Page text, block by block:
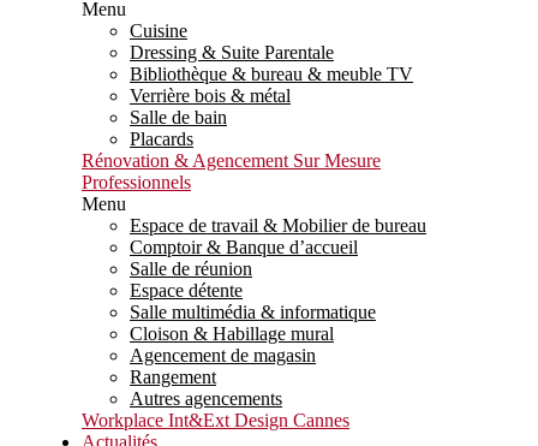
Menu
Cuisine
Dressing & Suite Parentale
Bibliothèque & bureau & meuble TV
Verrière bois & métal
Salle de bain
Placards
Rénovation & Agencement Sur Mesure
Professionnels
Menu
Espace de travail & Mobilier de bureau
Comptoir & Banque d’accueil
Salle de réunion
Espace détente
Salle multimédia & informatique
Cloison & Habillage mural
Agencement de magasin
Rangement
Autres agencements
Workplace Int&Ext Design Cannes